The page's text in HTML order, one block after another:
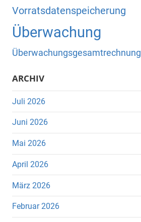
Vorratsdatenspeicherung
Überwachung
Überwachungsgesamtrechnung
ARCHIV
Juli 2026
Juni 2026
Mai 2026
April 2026
März 2026
Februar 2026